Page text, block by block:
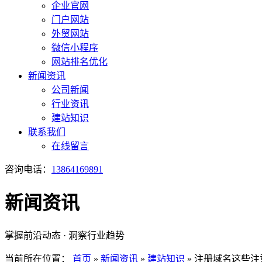
企业官网
门户网站
外贸网站
微信小程序
网站排名优化
新闻资讯
公司新闻
行业资讯
建站知识
联系我们
在线留言
咨询电话： 13864169891
新闻资讯
掌握前沿动态 · 洞察行业趋势
当前所在位置： 首页 » 新闻资讯 » 建站知识 » 注册域名这些